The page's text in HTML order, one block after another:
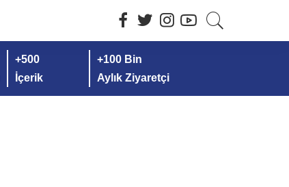
+500
İçerik
+100 Bin
Aylık Ziyaretçi